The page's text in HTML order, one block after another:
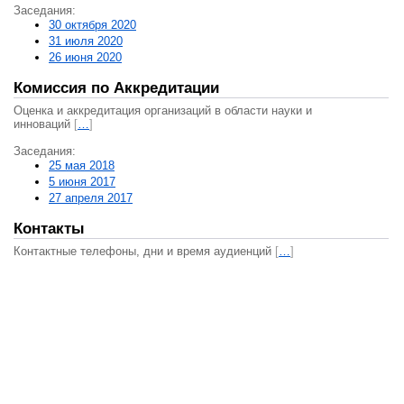
Заседания:
30 октября 2020
31 июля 2020
26 июня 2020
Комиссия по Аккредитации
Оценка и аккредитация организаций в области науки и
инноваций […]
Заседания:
25 мая 2018
5 июня 2017
27 апреля 2017
Контакты
Контактные телефоны, дни и время аудиенций […]